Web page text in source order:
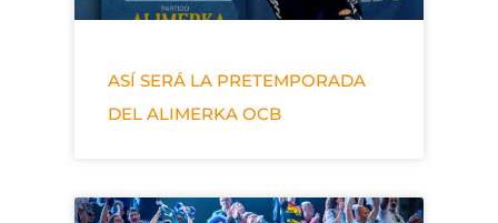
ASÍ SERÁ LA PRETEMPORADA
DEL ALIMERKA OCB